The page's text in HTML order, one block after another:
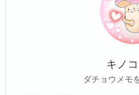
キノ
ダチョウメモ